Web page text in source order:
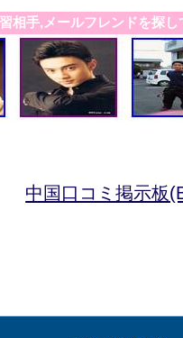
相手,メールフレンドを探し
中国口コミ掲示板